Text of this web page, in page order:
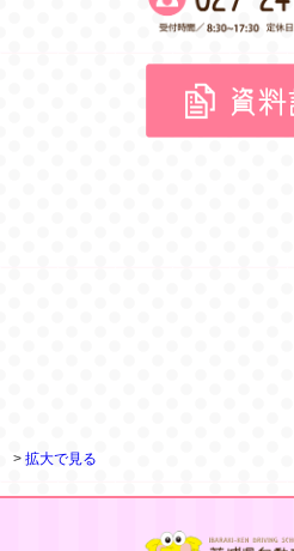
>拡大で見る